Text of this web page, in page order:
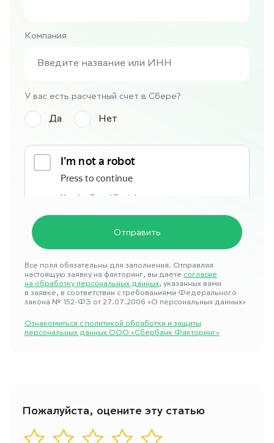
Компания
У вас есть расчетный счет в Сбере?
Да Нет
Все поля обязательны для заполнения. Отправляя
настоящую заявку на факторинг, вы даёте согласие
на обработку персональных данных, указанных вами
в заявке, в соответствии с требованиями Федерального
закона № 152-ФЗ от 27.07.2006 «О персональных данных»
Ознакомиться с политикой обработки и защиты
персональных данных ООО «Сбербанк Факторинг»
Пожалуйста, оцените эту статью